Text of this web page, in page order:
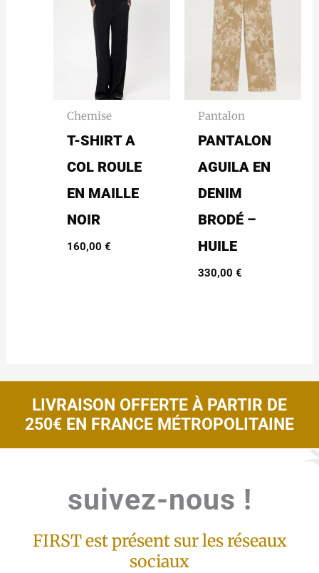
Chemise
T-SHIRT A
COL ROULE
EN MAILLE
NOIR
160,00€
Pantalon
PANTALON
AGUILA EN
DENIM
BRODÉ –
HUILE
330,00€
LIVRAISON OFFERTE À PARTIR DE
250€ EN FRANCE MÉTROPOLITAINE
suivez-nous !
FIRST est présent sur les réseaux
sociaux